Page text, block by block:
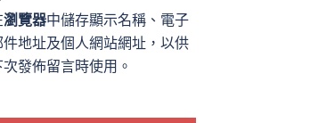
瀏覽器中儲存顯示名稱、電子
件地址及個人網站網址，以供
次發佈留言時使用。